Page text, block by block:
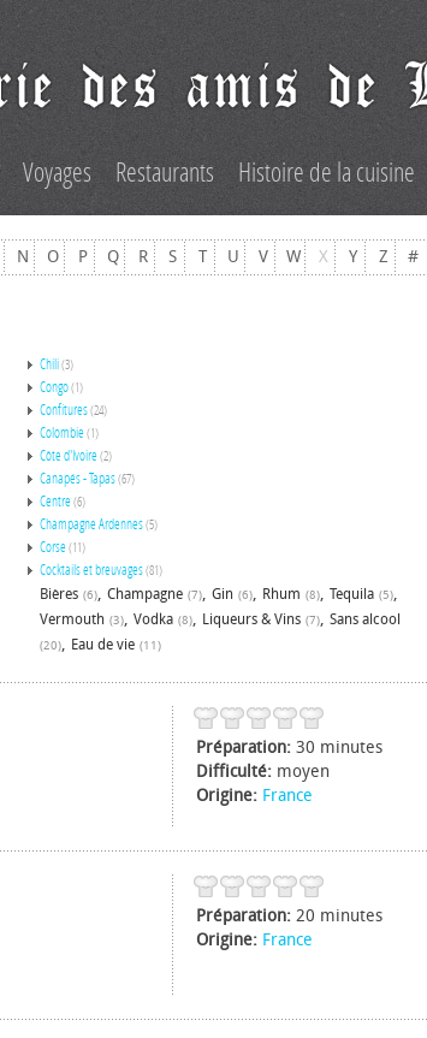
Voyages Restaurants Histoire de la cuisine
N O P Q R S T U V W X Y Z #
Chili(3)
Congo(1)
Confitures(24)
Colombie(1)
Côte d'Ivoire(2)
Canapés - Tapas(67)
Centre(6)
Champagne Ardennes(5)
Corse(11)
Cocktails et breuvages(81)
Bières (6), Champagne (7), Gin (6), Rhum (8), Tequila (5),
Vermouth (3), Vodka (8), Liqueurs & Vins (7), Sans alcool
(20), Eau de vie (11)
Préparation: 30 minutes
Difficulté: moyen
Origine: France
Préparation: 20 minutes
Origine: France